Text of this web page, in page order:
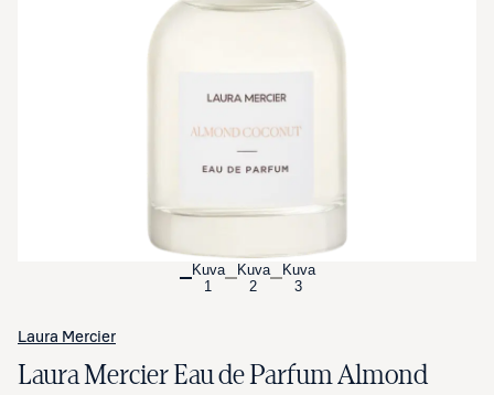
Kuva
1
Kuva
2
Kuva
3
Laura Mercier
Laura Mercier Eau de Parfum Almond